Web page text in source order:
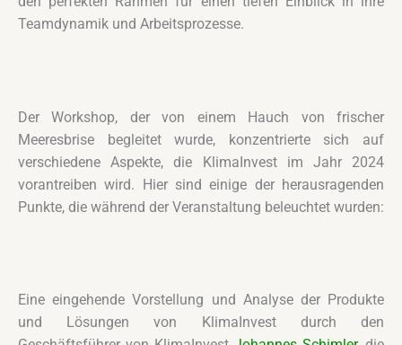
Teamdynamik und Arbeitsprozesse.
Der Workshop, der von einem Hauch von frischer
Meeresbrise begleitet wurde, konzentrierte sich auf
verschiedene Aspekte, die KlimaInvest im Jahr 2024
vorantreiben wird. Hier sind einige der herausragenden
Punkte, die während der Veranstaltung beleuchtet wurden:
Eine eingehende Vorstellung und Analyse der Produkte
und Lösungen von KlimaInvest durch den